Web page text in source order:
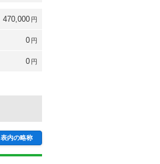
470,000 円
0 円
0 円
表内の略称